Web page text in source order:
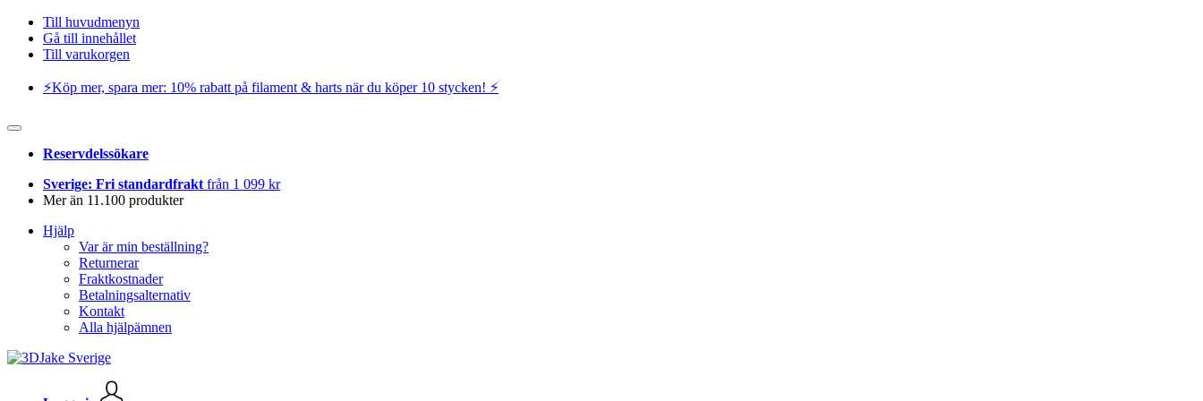
Till huvudmenyn
Gå till innehållet
Till varukorgen
⚡️Köp mer, spara mer: 10% rabatt på filament & harts när du köper 10 stycken! ⚡️
Reservdelssökare
Sverige: Fri standardfrakt från 1 099 kr
Mer än 11.100 produkter
Hjälp
Var är min beställning?
Returnerar
Fraktkostnader
Betalningsalternativ
Kontakt
Alla hjälpämnen